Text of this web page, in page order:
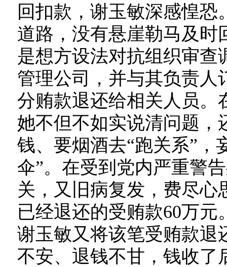
回扣款，谢玉敏深感惶
道路，没有悬崖勒马及时
是想方设法对抗组织审
管理公司，并与其负责人
分贿款退还给相关人员。
她不但不如实说清问题，
钱、要烟酒去“跑关系”，
伞”。在受到党内严重警
关，又旧病复发，费尽
已经退还的受贿款60万
谢玉敏又将该笔受贿款退
不安、退钱不甘，钱收了